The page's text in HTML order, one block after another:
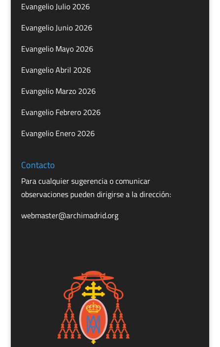
Evangelio Julio 2026
Evangelio Junio 2026
Evangelio Mayo 2026
Evangelio Abril 2026
Evangelio Marzo 2026
Evangelio Febrero 2026
Evangelio Enero 2026
Contacto
Para cualquier sugerencia o comunicar
observaciones pueden dirigirse a la dirección:
webmaster@archimadrid.org